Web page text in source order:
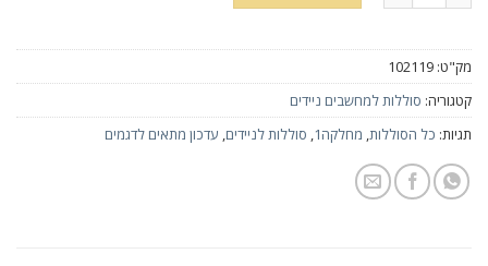
מק"ט: 102119
קטגוריה: סוללות למחשבים ניידים
תגיות: כל הסוללות מחלקה1 סוללות לניידים עדכון מתאים לדגמים